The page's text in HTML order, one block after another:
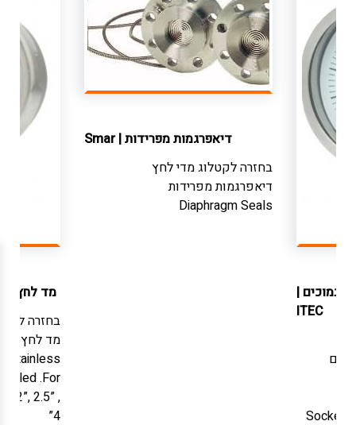
נמוכים |
ITEC
Socket-
דיאפרגמות מפרידות|
Smar
בחזרה לקטלוגמדי לחץ
דיאפרגמות מפרידות
Diaphragm Seals
מד לחץ
בחזרה
מד לחץ
Stainless
filled .For
2”, 2.5” ,
4”